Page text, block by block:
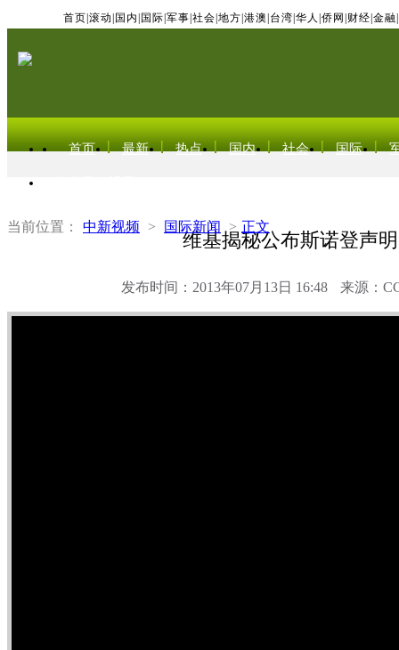
首页 滚动 国内 国际 军事 社会 地方 港澳 台湾 华人 侨网 财经 金融
首页 最新 热点 国内 社会 国际
当前位置： 中新视频 > 国际新闻 > 正文
维基揭秘公布斯诺登声明
发布时间：2013年07月13日 16:48 来源：